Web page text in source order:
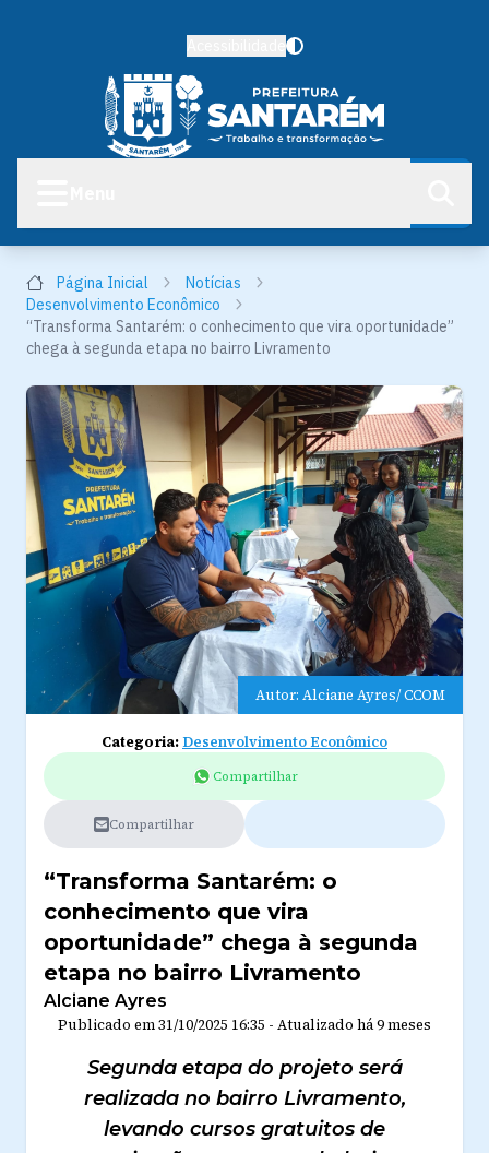
Página Inicial
Notícias
Desenvolvimento Econômico
“Transforma Santarém: o conhecimento que vira oportunidade”
chega à segunda etapa no bairro Livramento
Autor: Alciane Ayres/ CCOM
Categoria:Desenvolvimento Econômico
Compartilhar
Compartilhar
“Transforma Santarém: o
conhecimento que vira
oportunidade” chega à segunda
etapa no bairro Livramento
Alciane Ayres
Publicado em31/10/2025 16:35 - Atualizado há 9 meses
Segunda etapa do projeto será
realizada no bairro Livramento,
levando cursos gratuitos de